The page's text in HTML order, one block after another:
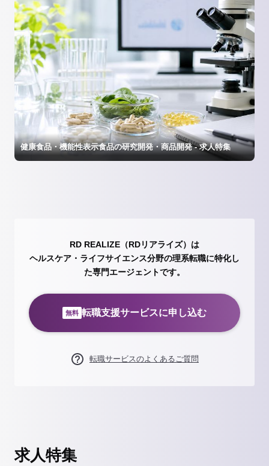
健康食品・機能性表示食品の研究開発・商品開発 - 求人特集
RD REALIZE（RDリアライズ）は
ヘルスケア・ライフサイエンス分野の理系転職に特化し
た専門エージェントです。
無料 転職支援サービスに申し込む
転職サービスのよくあるご質問
求人特集